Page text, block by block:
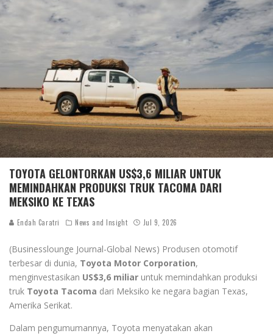
TOYOTA GELONTORKAN US$3,6 MILIAR UNTUK
MEMINDAHKAN PRODUKSI TRUK TACOMA DARI
MEKSIKO KE TEXAS
Endah Caratri News and Insight Jul 9, 2026
(Businesslounge Journal-Global News) Produsen otomotif
terbesar di dunia, Toyota Motor Corporation,
menginvestasikan US$3,6 miliar untuk memindahkan produksi
truk Toyota Tacoma dari Meksiko ke negara bagian Texas,
Amerika Serikat.
Dalam pengumumannya, Toyota menyatakan akan